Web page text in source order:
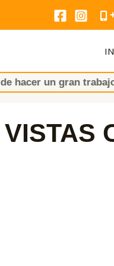
gran trabajo es